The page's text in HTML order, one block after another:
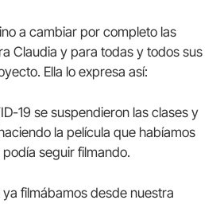
a cambiar por completo las
Claudia y para todas y todos sus
Ella lo expresa así:
19 se suspendieron las clases y
la película que habíamos
seguir filmando.
filmábamos desde nuestra